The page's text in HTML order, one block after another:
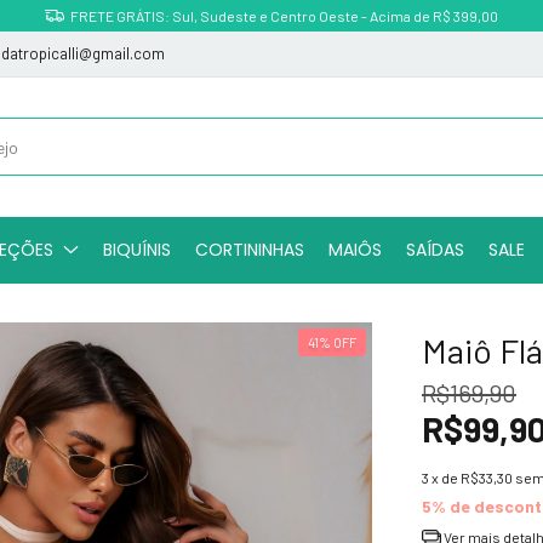
Parcele em até 3x sem juros
BIQUÍNIS CORTININHAS MAIÔS SAÍDAS SALE
41% OFF Maiô
R$169,90
3 x de R$33,30
5% de
Ver mais